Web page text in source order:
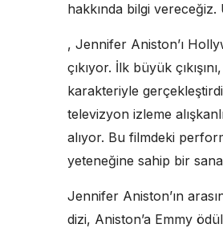
hakkında bilgi
, Jennifer Aniston’ı
çıkıyor. İlk büyük
karakteriyle
televizyon izleme
alıyor. Bu filmdeki
yeteneğine sahip bir
Jennifer Aniston’ın
dizi, Aniston’a Emmy